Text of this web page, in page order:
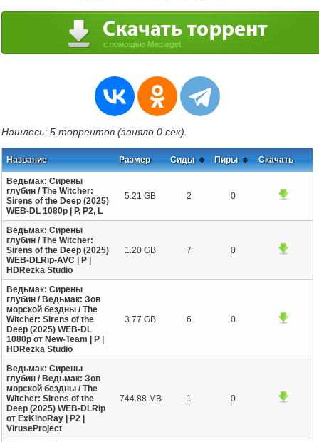
Нашлось: 5 торрентов (заняло 0 сек).
Название Размер Сиды Пиры Скачать
Ведьмак: Сирены
глубин / The Witcher:
Sirens of the Deep (2025)
WEB-DL 1080p | P, P2, L
5.21 GB 2 0
Ведьмак: Сирены
глубин / The Witcher:
Sirens of the Deep (2025)
WEB-DLRip-AVC | P |
HDRezka Studio
1.20 GB 7 0
Ведьмак: Сирены
глубин / Ведьмак: Зов
морской бездны / The
Witcher: Sirens of the
Deep (2025) WEB-DL
1080p от New-Team | P |
HDRezka Studio
3.77 GB 6 0
Ведьмак: Сирены
глубин / Ведьмак: Зов
морской бездны / The
Witcher: Sirens of the
Deep (2025) WEB-DLRip
от ExKinoRay | P2 |
ViruseProject
744.88 MB 1 0